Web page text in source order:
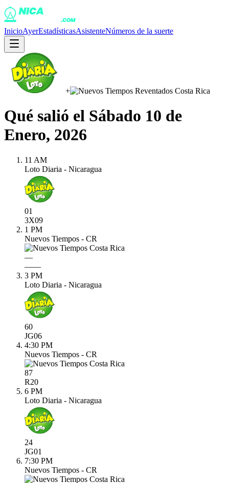
InicioAyerEstadísticasAsistenteNúmeros de la suerte
+
Qué salió el Sábado 10 de
Enero, 2026
11 AM
Loto Diaria - Nicaragua
01
3X09
1 PM
Nuevos Tiempos - CR
—
——
3 PM
Loto Diaria - Nicaragua
60
JG06
4:30 PM
Nuevos Tiempos - CR
87
R20
6 PM
Loto Diaria - Nicaragua
24
JG01
7:30 PM
Nuevos Tiempos - CR